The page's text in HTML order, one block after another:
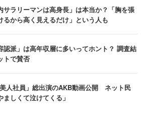
サラリーマンは高身長」は本当か？「胸を張
るから高く見えるだけ」という人も
認派」は高年収層に多いってホント？ 調査結
トで賛否
人社員」総出演のAKB動画公開 ネット民
ましくて泣けてくる」